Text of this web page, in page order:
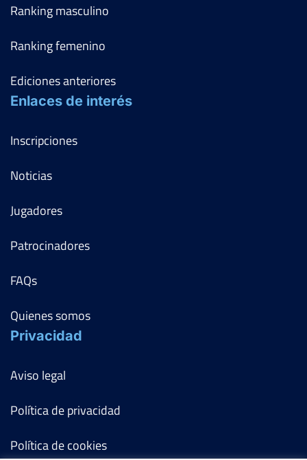
Ranking masculino
Ranking femenino
Ediciones anteriores
Enlaces de interés
Inscripciones
Noticias
Jugadores
Patrocinadores
FAQs
Quienes somos
Privacidad
Aviso legal
Política de privacidad
Política de cookies